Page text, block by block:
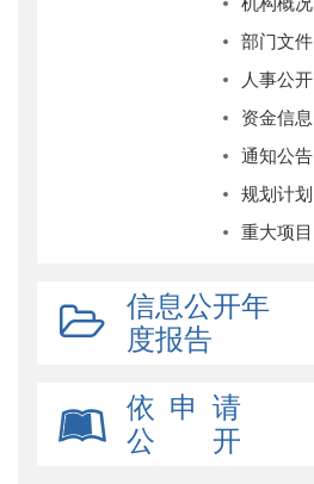
部门文件
人事公开
资金信息
通知公告
规划计划
重大项目
信息公开年
度报告
依 申 请
公 开